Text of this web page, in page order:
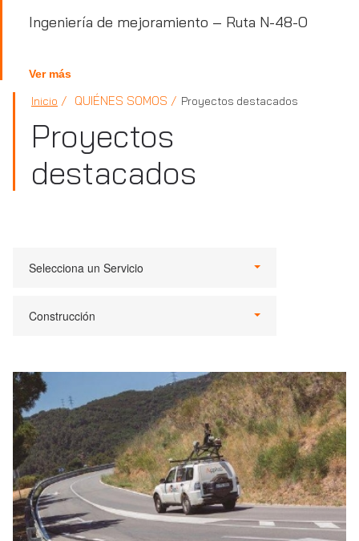
Ingeniería de mejoramiento – Ruta N-48-O
Ver más
Inicio QUIÉNES SOMOS Proyectos destacados
Proyectos
destacados
Selecciona un Servicio
Construcción